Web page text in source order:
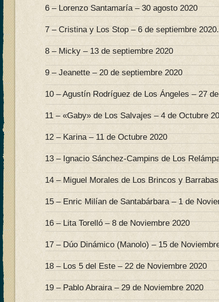
6 – Lorenzo Santamaría – 30 agosto 2020
7 – Cristina y Los Stop – 6 de septiembre 2020.
8 – Micky – 13 de septiembre 2020
9 – Jeanette – 20 de septiembre 2020
10 – Agustín Rodríguez de Los Ángeles – 27
11 – «Gaby» de Los Salvajes – 4 de Octubre
12 – Karina – 11 de Octubre 2020
13 – Ignacio Sánchez-Campins de Los
14 – Miguel Morales de Los Brincos y
15 – Enric Milían de Santabárbara – 1 de
16 – Lita Torelló – 8 de Noviembre 2020
17 – Dúo Dinámico (Manolo) – 15 de
18 – Los 5 del Este – 22 de Noviembre 2020
19 – Pablo Abraira – 29 de Noviembre 2020